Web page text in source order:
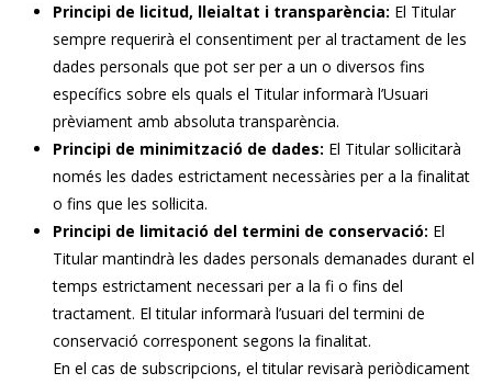
Principi de licitud, lleialtat i transparència: El Titular
sempre requerirà el consentiment per al tractament de les
dades personals que pot ser per a un o diversos fins
específics sobre els quals el Titular informarà l’Usuari
prèviament amb absoluta transparència.
Principi de minimització de dades: El Titular sol·licitarà
només les dades estrictament necessàries per a la finalitat
o fins que les sol·licita.
Principi de limitació del termini de conservació: El
Titular mantindrà les dades personals demanades durant el
temps estrictament necessari per a la fi o fins del
tractament. El titular informarà l’usuari del termini de
conservació corresponent segons la finalitat.
En el cas de subscripcions, el titular revisarà periòdicament